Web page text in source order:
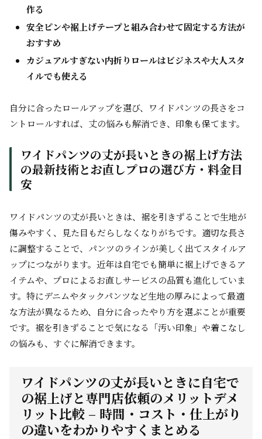
作る
安全ピンや裾上げテープと組み合わせて固定する方法が
おすすめ
カジュアルすぎない内折りロールはビジネスや大人スタ
イルでも使える
自分に合ったロールアップを選び、ワイドパンツの長さをコ
ントロールすれば、丈の悩みも解消でき、印象も保てます。
ワイドパンツの丈が長いときの裾上げ方法
の最新技術とお直しプロの選び方・料金目
安
ワイドパンツの丈が長いときは、裾を引きずることで生地が
傷みやすく、見た目もだらしなくなりがちです。適切な長さ
に調整することで、パンツのラインが美しく出てスタイルア
ップにつながります。近年は自宅でも簡単に裾上げできるア
イテムや、プロによるお直しサービスの品質も進化していま
す。特にデニムやタックパンツなど生地の厚みによって最適
な方法が異なるため、自分に合ったやり方を選ぶことが重要
です。裾を引きずることで気になる「汚い印象」や着こなし
の悩みも、すぐに解消できます。
ワイドパンツの丈が長いときに自宅で
の裾上げと専門店依頼のメリットデメ
リット比較 – 時間・コスト・仕上がり
の違いをわかりやすくまとめる